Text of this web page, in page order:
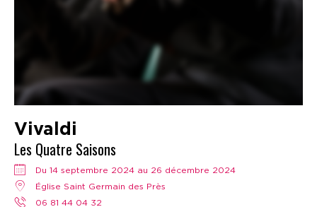
Vivaldi
Les Quatre Saisons
Du 14 septembre 2024 au 26 décembre 2024
Église Saint Germain des Près
06 81 44 04 32